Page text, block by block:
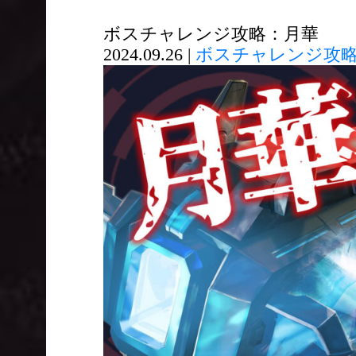
ボスチャレンジ攻略：月華
2024.09.26 | ボスチャレンジ攻